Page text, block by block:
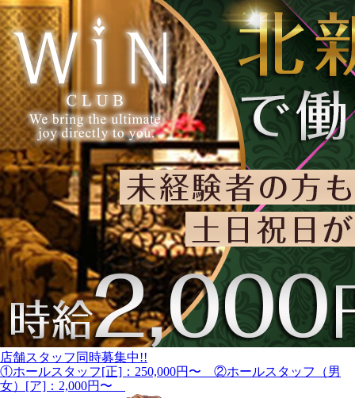
店舗スタッフ同時募集中!!
①ホールスタッフ[正]：250,000円〜 ②ホールスタッフ（男
女）[ア]：2,000円〜